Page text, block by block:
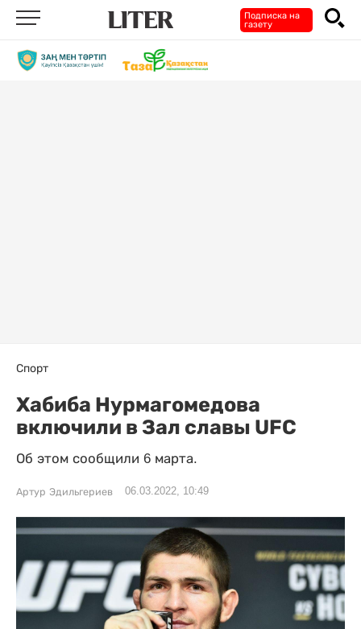
Подписка на
газету
Спорт
Хабиба Нурмагомедова
включили в Зал славы UFC
Об этом сообщили 6 марта.
Артур Эдильгериев 06.03.2022, 10:49